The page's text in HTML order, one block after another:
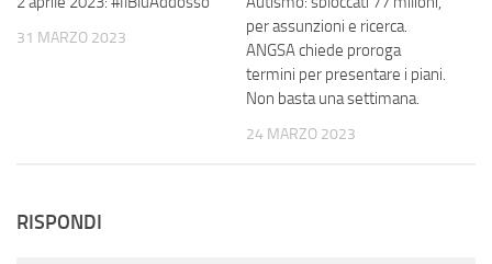
31 MARZO 2023
per assunzioni e ricerca.
ANGSA chiede proroga
termini per presentare i piani.
Non basta una settimana.
24 MARZO 2023
RISPONDI